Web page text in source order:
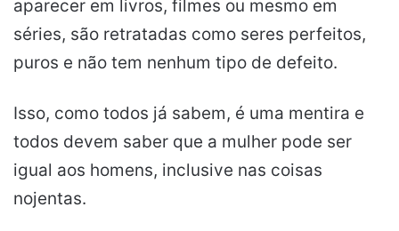
aparecer em livros, filmes ou mesmo em
séries, são retratadas como seres perfeitos,
puros e não tem nenhum tipo de defeito.
Isso, como todos já sabem, é uma mentira e
todos devem saber que a mulher pode ser
igual aos homens, inclusive nas coisas
nojentas.